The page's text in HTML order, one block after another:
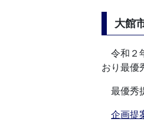
大館
令和２
おり最優
最優秀
企画提